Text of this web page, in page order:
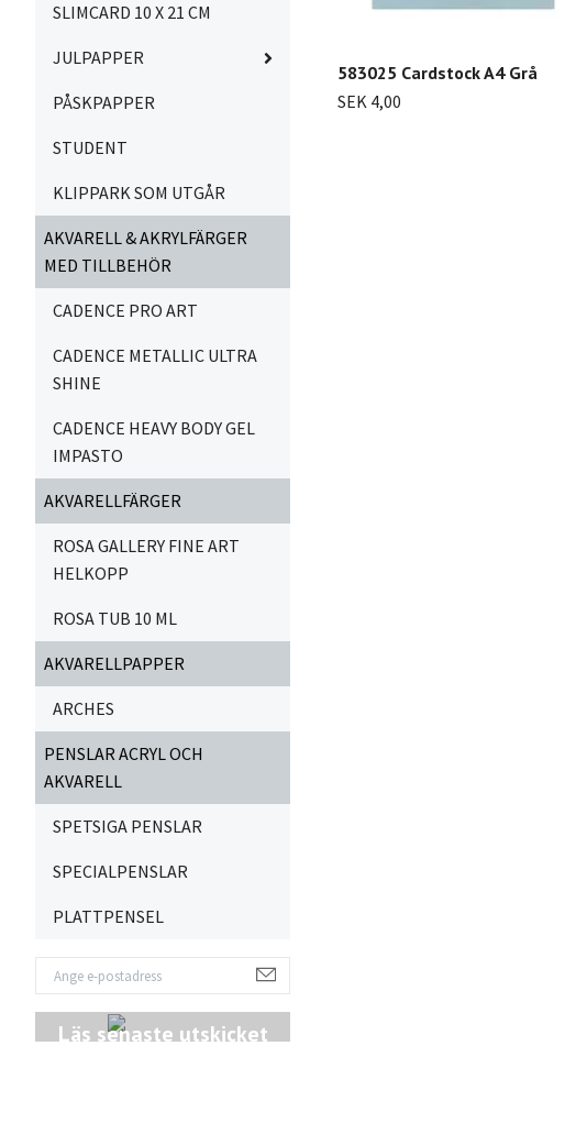
SLIMCARD 10 X 21 CM
JULPAPPER
PÅSKPAPPER
STUDENT
KLIPPARK SOM UTGÅR
AKVARELL & AKRYLFÄRGER
MED TILLBEHÖR
CADENCE PRO ART
CADENCE METALLIC ULTRA
SHINE
CADENCE HEAVY BODY GEL
IMPASTO
AKVARELLFÄRGER
ROSA GALLERY FINE ART
HELKOPP
ROSA TUB 10 ML
AKVARELLPAPPER
ARCHES
PENSLAR ACRYL OCH
AKVARELL
SPETSIGA PENSLAR
SPECIALPENSLAR
PLATTPENSEL
Läs senaste utskicket
583025 Cardstock A4 Grå
SEK 4,00